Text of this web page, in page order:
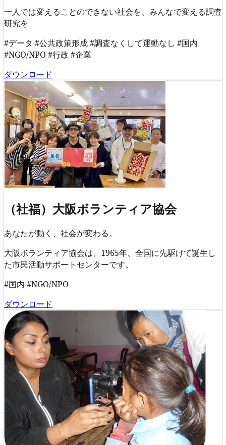
一人では変えることのできない社会を、みんなで変える調査
研究を
#データ #公共政策形成#調査なくして運動なし #国内
#NGO/NPO #行政 #企業
ダウンロード
（社福）大阪ボランティア協会
あなたが動く、社会が変わる。
大阪ボランティア協会は、1965年、全国に先駆けて誕生し
た市民活動サポートセンターです。
#国内 #NGO/NPO
ダウンロード